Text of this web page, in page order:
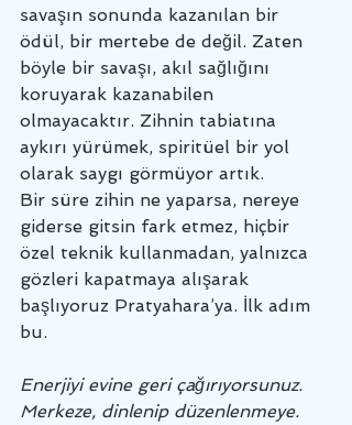
savaşın sonunda kazanılan bir
ödül, bir mertebe de değil. Zaten
böyle bir savaşı, akıl sağlığını
koruyarak kazanabilen
olmayacaktır. Zihnin tabiatına
aykırı yürümek, spiritüel bir yol
olarak saygı görmüyor artık.
Bir süre zihin ne yaparsa, nereye
giderse gitsin fark etmez, hiçbir
özel teknik kullanmadan, yalnızca
gözleri kapatmaya alışarak
başlıyoruz Pratyahara’ya. İlk adım
bu.
Enerjiyi evine geri çağırıyorsunuz.
Merkeze, dinlenip düzenlenmeye.